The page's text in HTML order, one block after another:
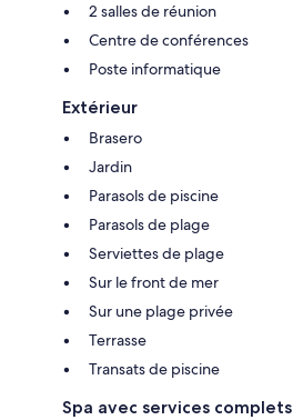
2 salles de réunion
Centre de conférences
Poste informatique
Extérieur
Brasero
Jardin
Parasols de piscine
Parasols de plage
Serviettes de plage
Sur le front de mer
Sur une plage privée
Terrasse
Transats de piscine
Spa avec services complets